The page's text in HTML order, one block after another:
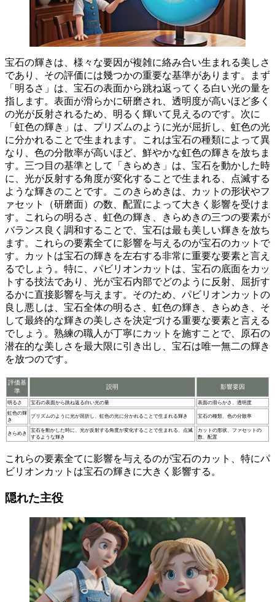
宝石の輝きは、様々な要因が複雑に絡み合い生まれる美しさ
であり、その評価には幾つかの重要な基準があります。まず
「明るさ」 は、宝石の表面から跳ね返ってくる白い光の量を
指します。 表面が滑らかに研磨され、透明度が高いほど多く
の光が反射されるため、明るく輝いて見えるのです。次に
「虹色の輝き」 は、プリズムのように光が屈折し、虹色の光
に分かれることで生まれます。これは宝石の種類によって異
なり、色の分散率が高いほど、鮮やかな虹色の輝き を放ちま
す。三つ目の基準として
「きらめき」 は、宝石を動かした時
に、光が反射する角度が変化することで生まれる、
点滅する
ような輝きのことです。このきらめきは、カットの形状やフ
ァセット（研磨面）の数、配置によって大きく影響を受けま
す。これらの明るさ、虹色の輝き、きらめきの三つの要素が
バランス良く調和することで、宝石は最も美しい輝きを放ち
ます。これらの要素全てに影響を与えるのが宝石のカット で
す。
カットは宝石の輝きを左右する非常に重要な要素と言え
るでしょう。特に、 パビリオンカットは、宝石の底面をカッ
トする技法であり、光が宝石内部でどのように反射、屈折す
るかに直接影響を与えます。そのため、パビリオンカットの
良し悪しは、宝石全体の明るさ、虹色の輝き、きらめき、そ
して最終的な輝きの美しさを決定づける重要な要素と言える
でしょう。熟練の職人が丁寧にカットを施すことで、原石の
潜在的な美しさを最大限に引き出し、 宝石は唯一無二の輝き
を放つのです。
評価基
準
説明 影響要因
明るさ 宝石の表面から跳ね返る白い光の量
表面の滑らかさ、透明度
虹色の輝
き
プリズムのように光が屈折し、虹色の光に分かれることで生まれる輝き 宝石の種類、色の分散率
きらめき
宝石を動かした時に、光が反射する角度が変化することで生まれる、点滅
するような輝き
カットの形状、ファセットの
数、配置
これらの要素全てに影響を与えるのが宝石のカット、特にパ
ビリオンカットは宝石の輝きに大きく影響する。
隠れた主役